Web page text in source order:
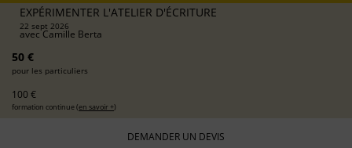
EXPÉRIMENTER L'ATELIER D'ÉCRITURE
22 sept 2026
avecCamille Berta
50 €
pour les particuliers
100 €
formation continue (en savoir +)
DEMANDER UN DEVIS